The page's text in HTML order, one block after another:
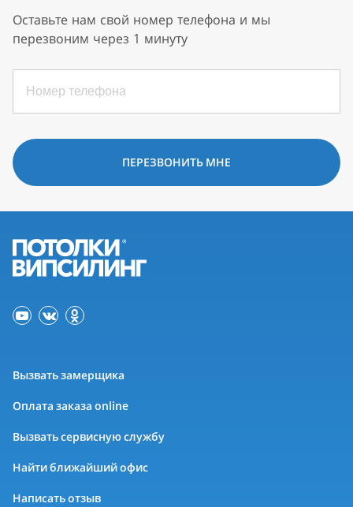
Оставьте нам свой номер телефона и мы
перезвоним через 1 минуту
ПЕРЕЗВОНИТЬ МНЕ
Вызвать замерщика
Оплата заказа online
Вызвать сервисную службу
Найти ближайший офис
Написать отзыв